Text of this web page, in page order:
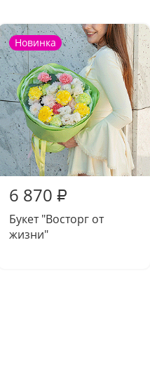
Новинка
6 870 ₽
Букет "Восторг от
жизни"